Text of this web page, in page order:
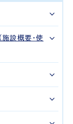
設概要・使